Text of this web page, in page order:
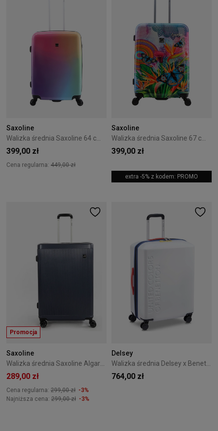
Saxoline
399,00 zł
Cena regularna: 449,00 zł
Saxoline
399,00 zł
extra -5% z kodem: PROMO
Promocja
Saxoline
289,00 zł
Cena regularna: 299,00 zł -3%
Najniższa cena: 299,00 zł -3%
Delsey
764,00 zł